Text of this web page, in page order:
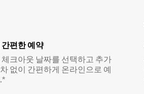
편한 예약
크아웃 날짜를 선택하고 추가
없이 간편하게 온라인으로 예